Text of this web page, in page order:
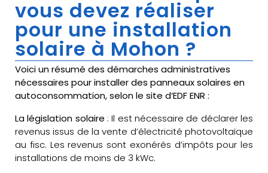
vous devez réaliser
pour une installation
solaire à Mohon ?
Voici un résumé des démarches administratives
nécessaires pour installer des panneaux solaires en
autoconsommation, selon le site d’EDF ENR :
La législation solaire : Il est nécessaire de déclarer les
revenus issus de la vente d’électricité photovoltaïque
au fisc. Les revenus sont exonérés d’impôts pour les
installations de moins de 3 kWc.